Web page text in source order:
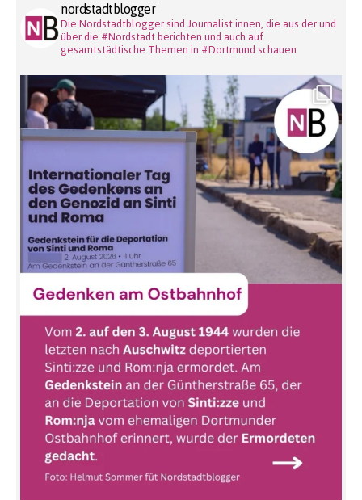
nordstadtblogger
Die Nordstadtblogger sind Journalist:innen, die aus der und
über die #Nordstadt berichten und auch auf
gesamtstädtische Themen in #Dortmund schauen